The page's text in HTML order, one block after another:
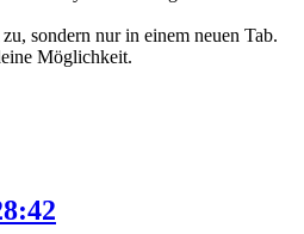
sondern nur in einem neuen Tab.
Möglichkeit.